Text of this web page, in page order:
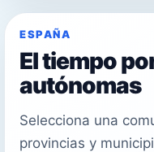
ESPAÑA
El tiempo
autónomas
Selecciona una
provincias y